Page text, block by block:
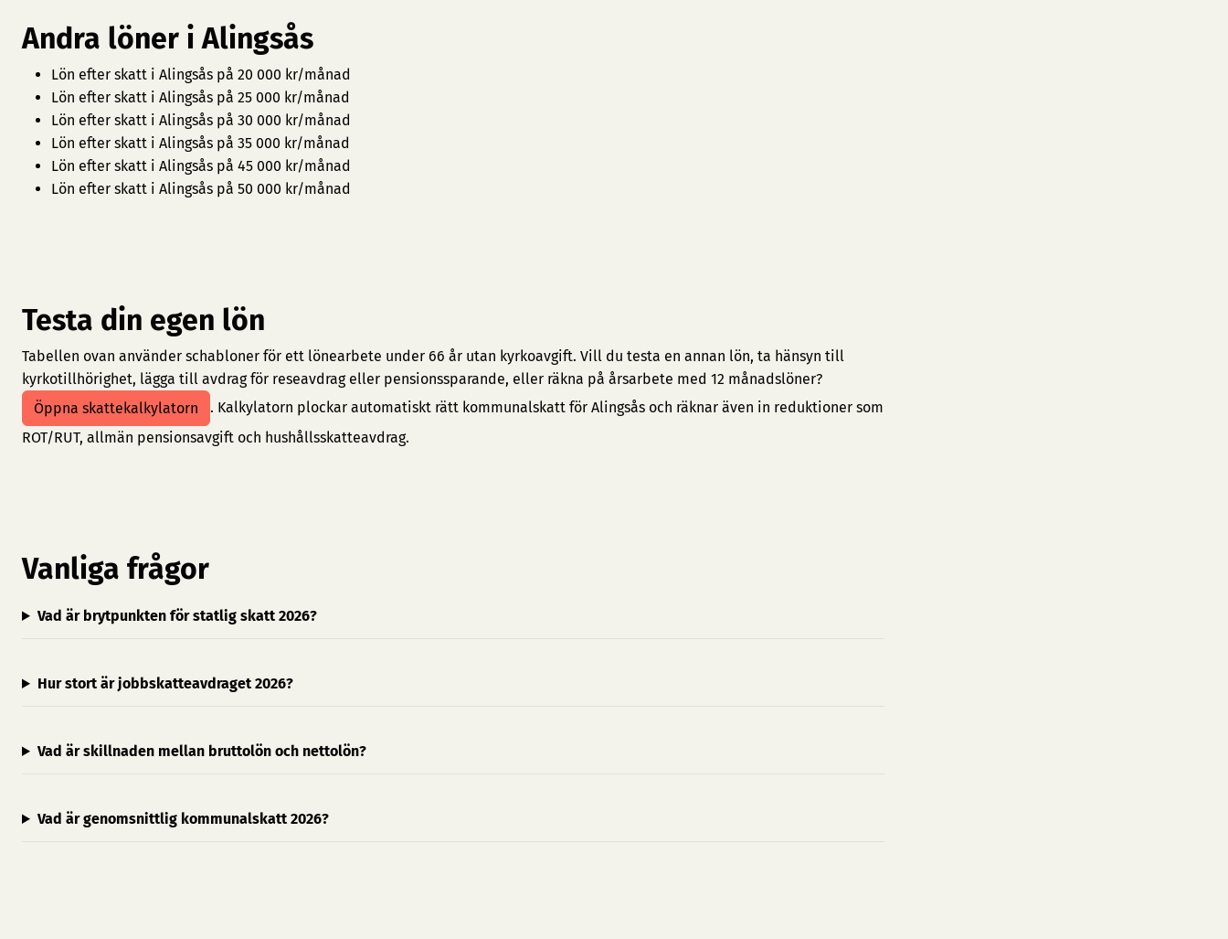
Andra löner i Alingsås
Lön efter skatt i Alingsås på 20 000 kr/månad
Lön efter skatt i Alingsås på 25 000 kr/månad
Lön efter skatt i Alingsås på 30 000 kr/månad
Lön efter skatt i Alingsås på 35 000 kr/månad
Lön efter skatt i Alingsås på 45 000 kr/månad
Lön efter skatt i Alingsås på 50 000 kr/månad
Testa din egen lön
Tabellen ovan använder schabloner för ett lönearbete under 66 år utan kyrkoavgift. Vill du testa en annan lön, ta hänsyn till
kyrkotillhörighet, lägga till avdrag för reseavdrag eller pensionssparande, eller räkna på årsarbete med 12 månadslöner?
Öppna skattekalkylatorn
. Kalkylatorn plockar automatiskt rätt kommunalskatt för Alingsås och räknar även in reduktioner som
ROT/RUT, allmän pensionsavgift och hushållsskatteavdrag.
Vanliga frågor
Vad är brytpunkten för statlig skatt 2026?
Hur stort är jobbskatteavdraget 2026?
Vad är skillnaden mellan bruttolön och nettolön?
Vad är genomsnittlig kommunalskatt 2026?